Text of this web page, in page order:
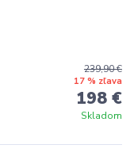
Skladom
239,90 €
17 % zľava
198 €